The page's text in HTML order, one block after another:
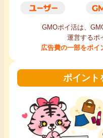
GMOポイ活の使い方
GMOポイ活は、
運営するポ
広告費の一部をポイ
ポイント